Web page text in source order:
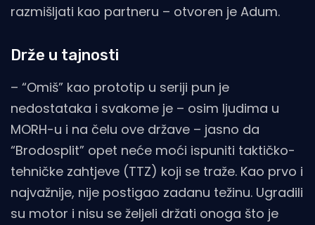
razmišljati kao partneru – otvoren je Adum.
Drže u tajnosti
– “Omiš” kao prototip u seriji pun je
nedostataka i svakome je – osim ljudima u
MORH-u i na čelu ove države – jasno da
“Brodosplit” opet neće moći ispuniti taktičko-
tehničke zahtjeve (TTZ) koji se traže. Kao prvo i
najvažnije, nije postigao zadanu težinu. Ugradili
su motor i nisu se željeli držati onoga što je